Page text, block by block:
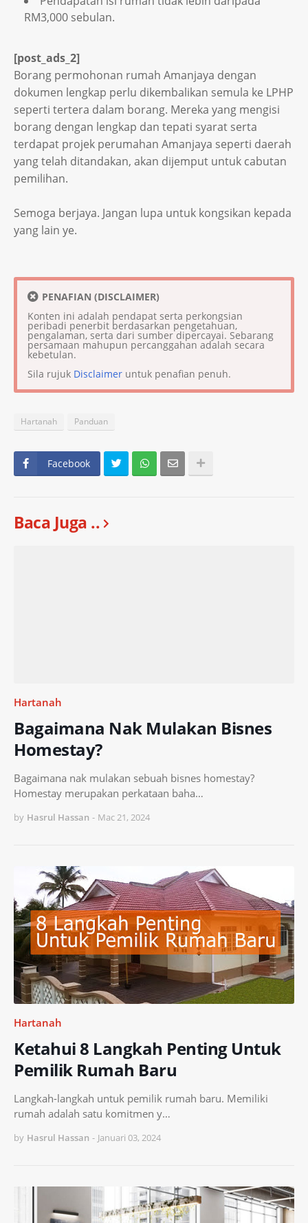
RM3,000 sebulan.
[post_ads_2]
Borang permohonan rumah Amanjaya dengan
dokumen lengkap perlu dikembalikan semula ke LPHP
seperti tertera dalam borang. Mereka yang mengisi
borang dengan lengkap dan tepati syarat serta
terdapat projek perumahan Amanjaya seperti daerah
yang telah ditandakan, akan dijemput untuk cabutan
pemilihan.
Semoga berjaya. Jangan lupa untuk kongsikan kepada
yang lain ye.
PENAFIAN (DISCLAIMER)
Konten ini adalah pendapat serta perkongsian
peribadi penerbit berdasarkan pengetahuan,
pengalaman, serta dari sumber dipercayai. Sebarang
persamaan mahupun percanggahan adalah secara
kebetulan.
Sila rujuk Disclaimer untuk penafian penuh.
Hartanah Panduan
Facebook
Baca Juga ..
Hartanah
Bagaimana Nak Mulakan Bisnes
Homestay?
Bagaimana nak mulakan sebuah bisnes homestay?
Homestay merupakan perkataan baha…
by Hasrul Hassan - Mac 21, 2024
Hartanah
Ketahui 8 Langkah Penting Untuk
Pemilik Rumah Baru
Langkah-langkah untuk pemilik rumah baru. Memiliki
rumah adalah satu komitmen y…
by Hasrul Hassan - Januari 03, 2024